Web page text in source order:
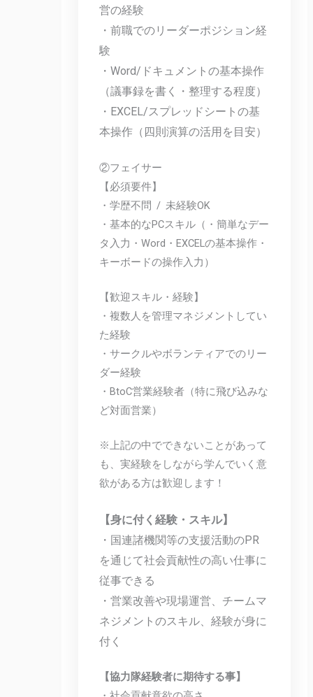
営の経験
・前職でのリーダーポジション経
験
・Word/ドキュメントの基本操作
（議事録を書く・整理する程度）
・EXCEL/スプレッドシートの基
本操作（四則演算の活用を目安）
②フェイサー
【必須要件】
・学歴不問 / 未経験OK
・基本的なPCスキル（・簡単なデー
タ入力・Word・EXCELの基本操作・
キーボードの操作入力）
【歓迎スキル・経験】
・複数人を管理マネジメントしてい
た経験
・サークルやボランティアでのリー
ダー経験
・BtoC営業経験者（特に飛び込みな
ど対面営業）
※上記の中でできないことがあって
も、実経験をしながら学んでいく意
欲がある方は歓迎します！
【身に付く経験・スキル】
・国連諸機関等の支援活動のPR
を通じて社会貢献性の高い仕事に
従事できる
・営業改善や現場運営、チームマ
ネジメントのスキル、経験が身に
付く
【協力隊経験者に期待する事】